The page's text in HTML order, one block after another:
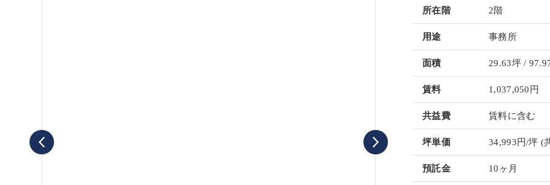
所在階 2階
用途 事務所
面積 29.63坪 /
賃料 1,037,050円
共益費 賃料に含む
坪単価 34,993円/坪(
預託金 10ヶ月